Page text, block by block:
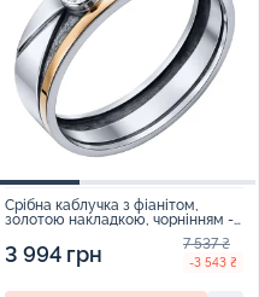
Срібна каблучка з фіанітом,
золотою накладкою, чорнінням -
3 994 грн 7 537 ₴
-3 543 ₴